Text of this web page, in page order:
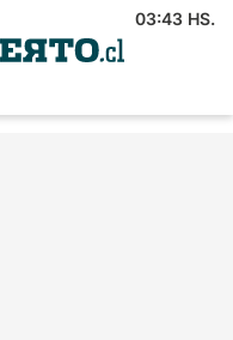
03:43 HS.